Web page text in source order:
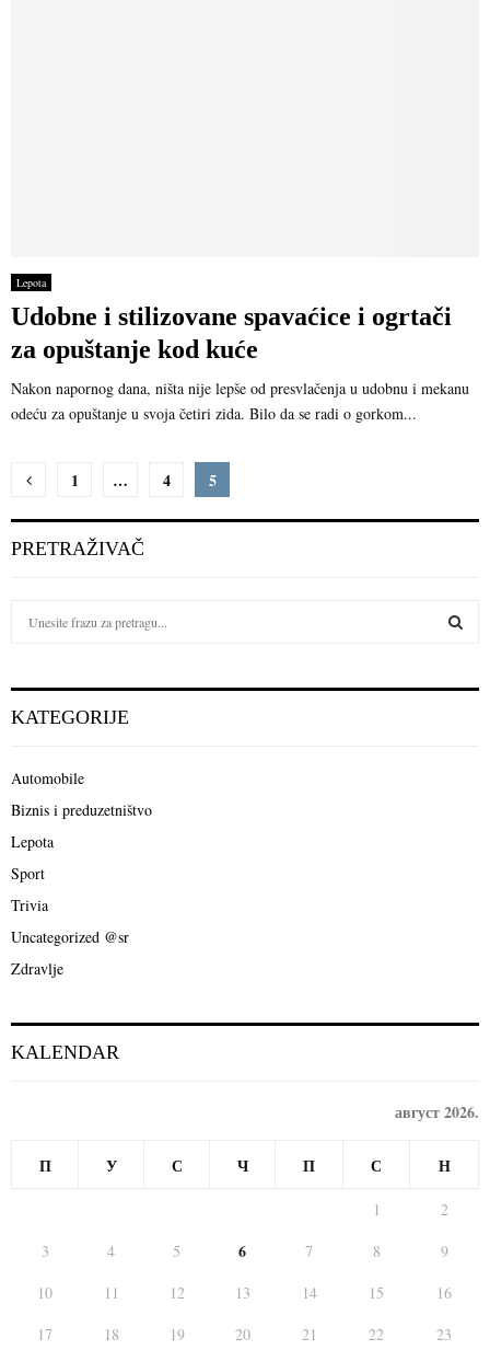
Lepota
Udobne i stilizovane spavaćice i ogrtači
za opuštanje kod kuće
Nakon napornog dana, ništa nije lepše od presvlačenja u udobnu i mekanu
odeću za opuštanje u svoja četiri zida. Bilo da se radi o gorkom...
Пагинација
чланака
1 … 4 5
PRETRAŽIVAČ
h
o
:
KATEGORIJE
Automobile
Biznis i preduzetništvo
Lepota
Sport
Trivia
Uncategorized @sr
Zdravlje
KALENDAR
август 2026.
П У С Ч П С Н
1
2
3
4 5 6 7 8
9
10
11 12 13 14 15
16
17
18 19 20 21 22 23